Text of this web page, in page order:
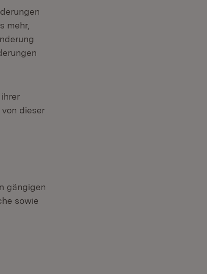
mehr,
in neuem Fenster)
von dieser
gängigen
sowie